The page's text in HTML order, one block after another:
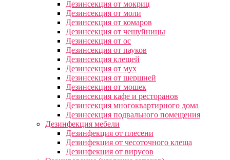
Дезинсекция от мокриц
Дезинсекция от моли
Дезинсекция от комаров
Дезинсекция от чешуйницы
Дезинсекция от ос
Дезинсекция от пауков
Дезинсекция клещей
Дезинсекция от мух
Дезинсекция от шершней
Дезинсекция от мошек
Дезинсекция кафе и ресторанов
Дезинсекция многоквартирного дома
Дезинсекция подвального помещения
Дезинфекция мебели
Дезинфекция от плесени
Дезинфекция от чесоточного клеща
Дезинфекция от вирусов